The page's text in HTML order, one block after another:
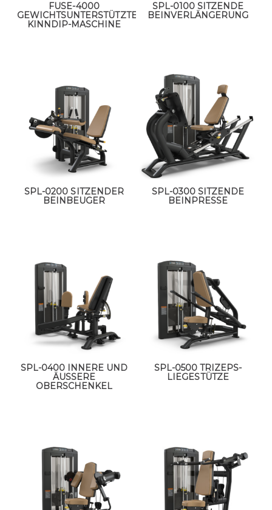
FUSE-4000
GEWICHTSUNTERSTÜTZTE
KINNDIP-MASCHINE
SPL-0100 SITZENDE
BEINVERLÄNGERUNG
SPL-0200 SITZENDER
BEINBEUGER
SPL-0300 SITZENDE
BEINPRESSE
SPL-0400 INNERE UND
ÄUSSERE O
BERSCHENKEL
SPL-0500 TRIZEPS-
LIEGESTÜTZE